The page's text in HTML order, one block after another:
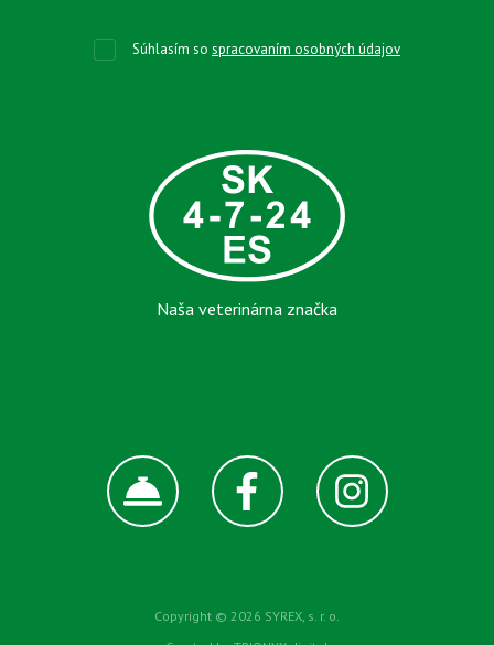
Súhlasím sospracovaním osobných údajov
Naša veterinárna značka
Copyright © 2026 SYREX, s. r. o.